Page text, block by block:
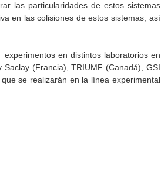
las particularidades de estos sistemas
en las colisiones de estos sistemas, así
en distintos laboratorios en
(Francia), TRIUMF (Canadá), GSI
se realizarán en la línea experimental